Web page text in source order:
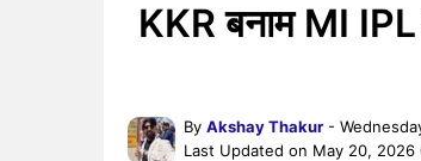
KKR बनाम MI
By Akshay Thakur -
Last Updated on May 20, 2026